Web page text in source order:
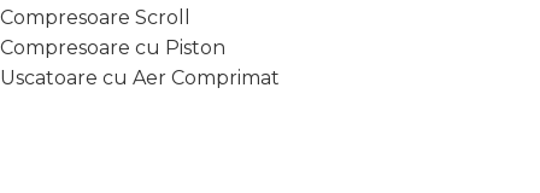
Compresoare Scroll
Compresoare cu Piston
Uscatoare cu Aer Comprimat